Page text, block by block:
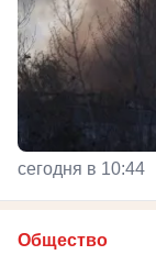
сегодня в 10:44
Общество